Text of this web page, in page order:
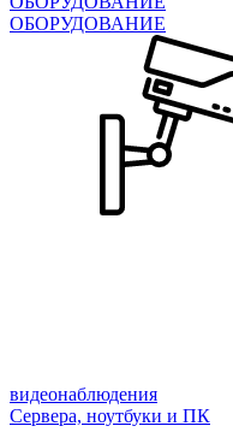
ОБОРУДОВАНИЕ
видеонаблюдения
Сервера, ноутбуки и ПК